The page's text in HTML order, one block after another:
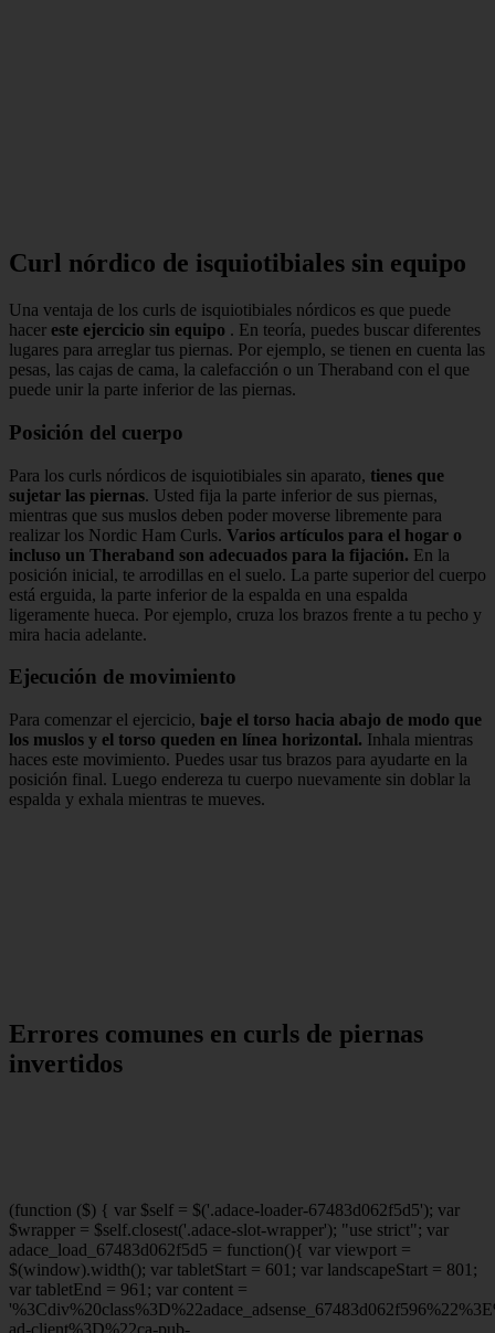
Curl nórdico de isquiotibiales sin equipo
Una ventaja de los curls de isquiotibiales nórdicos es que puede
hacer este ejercicio sin equipo . En teoría, puedes buscar diferentes
lugares para arreglar tus piernas. Por ejemplo, se tienen en cuenta las
pesas, las cajas de cama, la calefacción o un Theraband con el que
puede unir la parte inferior de las piernas.
Posición del cuerpo
Para los curls nórdicos de isquiotibiales sin aparato, tienes que
sujetar las piernas. Usted fija la parte inferior de sus piernas,
mientras que sus muslos deben poder moverse libremente para
realizar los Nordic Ham Curls. Varios artículos para el hogar o
incluso un Theraband son adecuados para la fijación. En la
posición inicial, te arrodillas en el suelo. La parte superior del cuerpo
está erguida, la parte inferior de la espalda en una espalda
ligeramente hueca. Por ejemplo, cruza los brazos frente a tu pecho y
mira hacia adelante.
Ejecución de movimiento
Para comenzar el ejercicio, baje el torso hacia abajo de modo que
los muslos y el torso queden en línea horizontal. Inhala mientras
haces este movimiento. Puedes usar tus brazos para ayudarte en la
posición final. Luego endereza tu cuerpo nuevamente sin doblar la
espalda y exhala mientras te mueves.
Errores comunes en curls de piernas
invertidos
(function ($) { var $self = $('.adace-loader-67483d062f5d5'); var
$wrapper = $self.closest('.adace-slot-wrapper'); "use strict"; var
adace_load_67483d062f5d5 = function(){ var viewport =
$(window).width(); var tabletStart = 601; var landscapeStart = 801;
var tabletEnd = 961; var content =
ad-client%3D%22ca-pub-